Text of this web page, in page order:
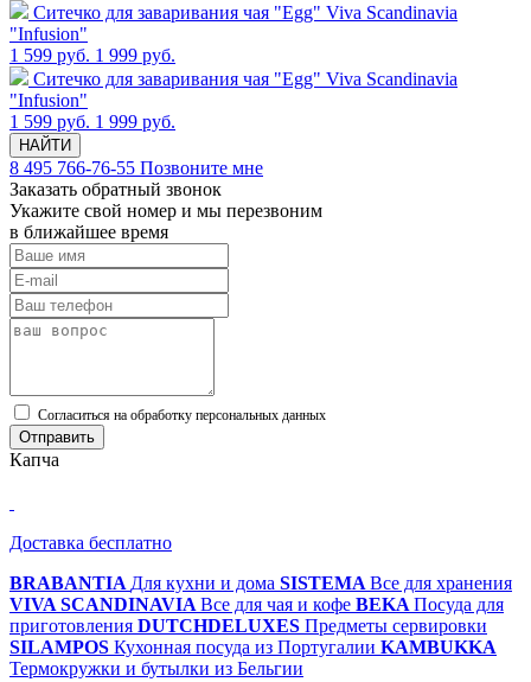
Cитечко для заваривания чая "Egg" Viva Scandinavia
"Infusion"
1 599 руб. 1 999 руб.
Cитечко для заваривания чая "Egg" Viva Scandinavia
"Infusion"
1 599 руб. 1 999 руб.
НАЙТИ
8 495 766-76-55 Позвоните мне
Заказать обратный звонок
Укажите свой номер и мы перезвоним
в ближайшее время
Cогласиться на обработку персональных данных
Отправить
Капча
Доставка бесплатно
BRABANTIA Для кухни и дома SISTEMA Все для хранения
VIVA SCANDINAVIA Все для чая и кофе BEKA Посуда для
приготовления DUTCHDELUXES Предметы сервировки
SILAMPOS Кухонная посуда из Португалии KAMBUKKA
Термокружки и бутылки из Бельгии